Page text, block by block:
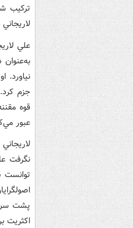
ترکيب
لاريجاني
علي
نياورد.
جزم
قوه
عبور
اکثريت